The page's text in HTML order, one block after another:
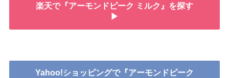
楽天で『アーモンドピーク ミルク』を探す
▶
Yahoo!ショッピングで『アーモンドピーク